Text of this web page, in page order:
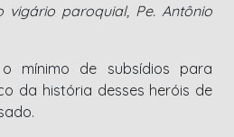
vigário paroquial, Pe. Antônio
o mínimo de subsídios para
da história desses heróis de